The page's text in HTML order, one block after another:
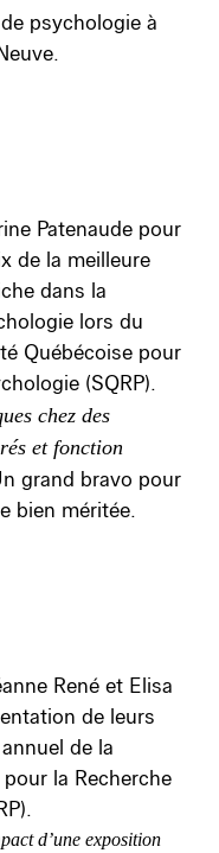
psychologie à
Patenaude pour
de la meilleure
dans la
lors du
Québécoise pour
(SQRP).
chez des
et fonction
grand bravo pour
bien méritée.
René et Elisa
de leurs
de la
la Recherche
d’une exposition